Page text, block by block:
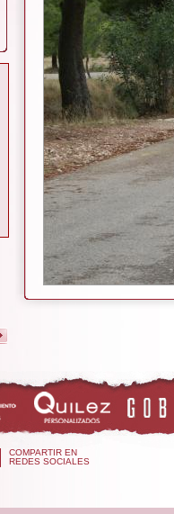
COMPARTIR EN
REDES SOCIALES